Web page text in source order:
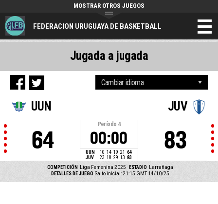
FEDERACION URUGUAYA DE BASKETBALL
MOSTRAR OTROS JUEGOS
UUN
64
Período 4
00:00
UUN 10 14 19 21 64
JUV
23 18 29 13 83
JUV
83
COMPETICIÓN Liga Femenina 2025 ESTADIO
Larrañaga
DETALLES DE JUEGO Salto inicial: 21:15 GMT 14/10/25
Jugada a jugada